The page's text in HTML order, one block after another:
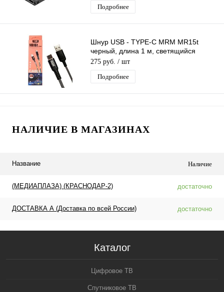
Подробнее
Шнур USB - TYPE-C MRM MR15t
черный, длина 1 м, светящийся
кабель LED
275 руб. / шт
Подробнее
НАЛИЧИЕ В МАГАЗИНАХ
Название Наличие
(МЕДИАПЛАЗА) (КРАСНОДАР-2) достаточно
ДОСТАВКА А (Доставка по всей России) достаточно
Каталог
Цифровое ТВ
Спутниковое ТВ